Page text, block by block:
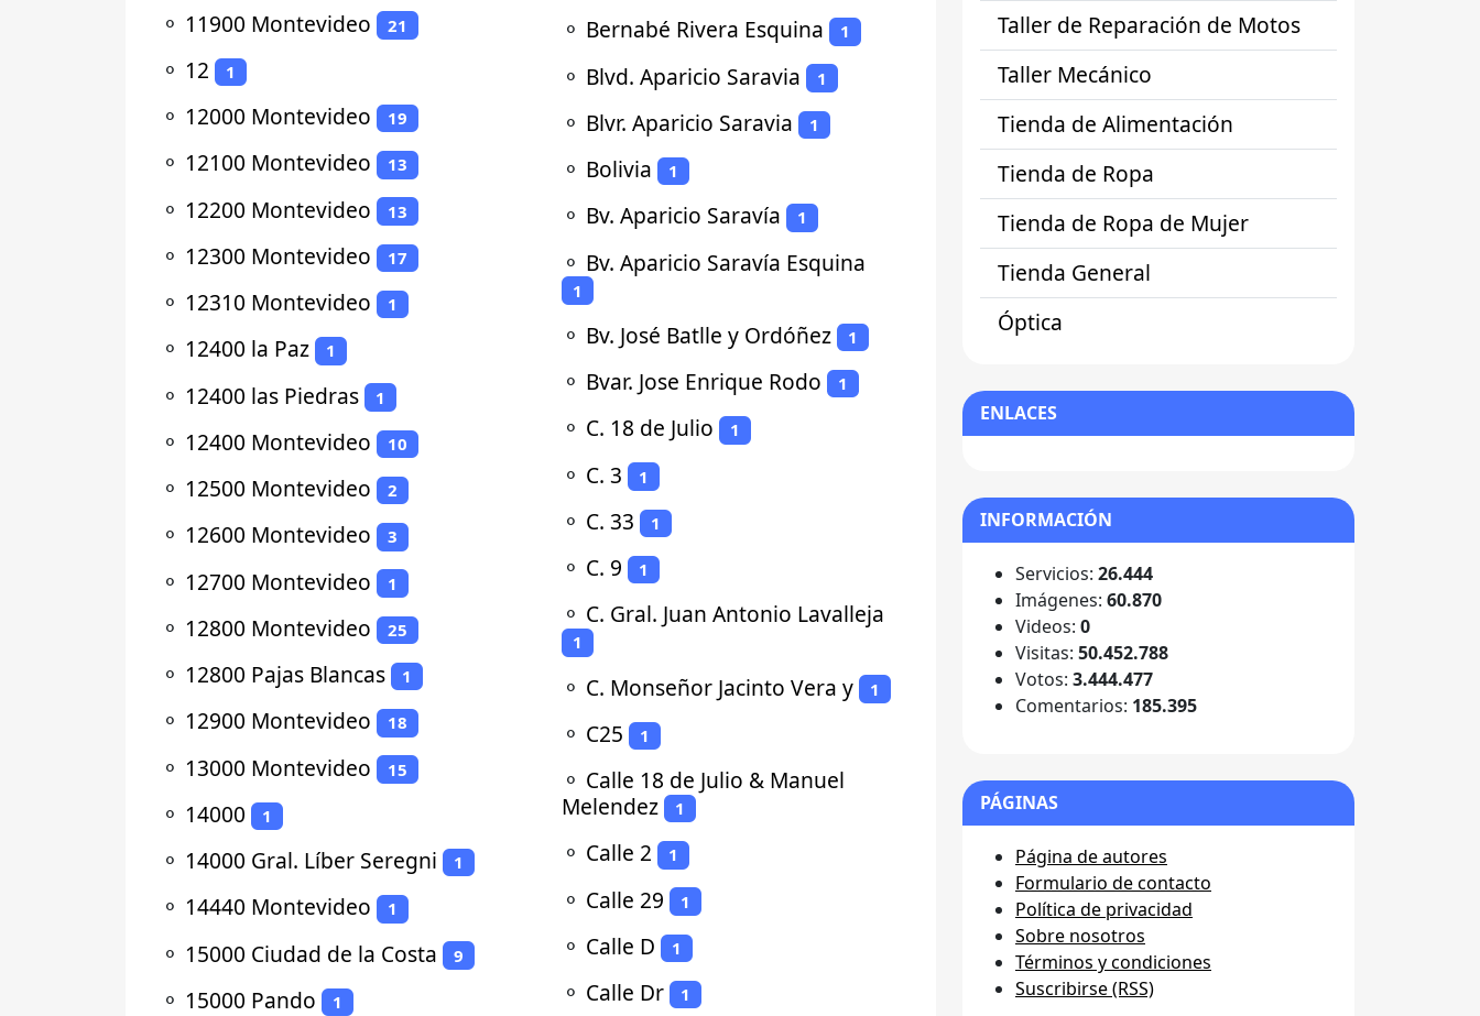
⚬ 11900 Montevideo 21
⚬ 12 1
⚬ 12000 Montevideo 19
⚬ 12100 Montevideo 13
⚬ 12200 Montevideo 13
⚬ 12300 Montevideo 17
⚬ 12310 Montevideo 1
⚬ 12400 la Paz 1
⚬ 12400 las Piedras 1
⚬ 12400 Montevideo 10
⚬ 12500 Montevideo 2
⚬ 12600 Montevideo 3
⚬ 12700 Montevideo 1
⚬ 12800 Montevideo 25
⚬ 12800 Pajas Blancas 1
⚬ 12900 Montevideo 18
⚬ 13000 Montevideo 15
⚬ 14000 1
⚬ 14000 Gral. Líber Seregni 1
⚬ 14440 Montevideo 1
⚬ 15000 Ciudad de la Costa 9
⚬ 15000 Pando 1
⚬ Bernabé Rivera Esquina 1
⚬ Blvd. Aparicio Saravia 1
⚬ Blvr. Aparicio Saravia 1
⚬ Bolivia 1
⚬ Bv. Aparicio Saravía 1
⚬ Bv. Aparicio Saravía Esquina
1
⚬ Bv. José Batlle y Ordóñez 1
⚬ Bvar. Jose Enrique Rodo 1
⚬ C. 18 de Julio 1
⚬ C. 3 1
⚬ C. 33 1
⚬ C. 9 1
⚬ C. Gral. Juan Antonio Lavalleja
1
⚬ C. Monseñor Jacinto Vera y 1
⚬ C25 1
⚬ Calle 18 de Julio & Manuel
Melendez
1
⚬ Calle 2 1
⚬ Calle 29 1
⚬ Calle D 1
⚬ Calle Dr 1
Taller de Reparación de Motos
Taller Mecánico
Tienda de Alimentación
Tienda de Ropa
Tienda de Ropa de Mujer
Tienda General
Óptica
ENLACES
INFORMACIÓN
Servicios: 26.444
Imágenes: 60.870
Videos: 0
Visitas: 50.452.788
Votos: 3.444.477
Comentarios: 185.395
PÁGINAS
Página de autores
Formulario de contacto
Política de privacidad
Sobre nosotros
Términos y condiciones
Suscribirse (RSS)